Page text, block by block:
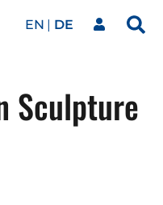
EN DE
Sculpture